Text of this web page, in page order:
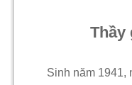
Thầy
Sinh năm 1941,